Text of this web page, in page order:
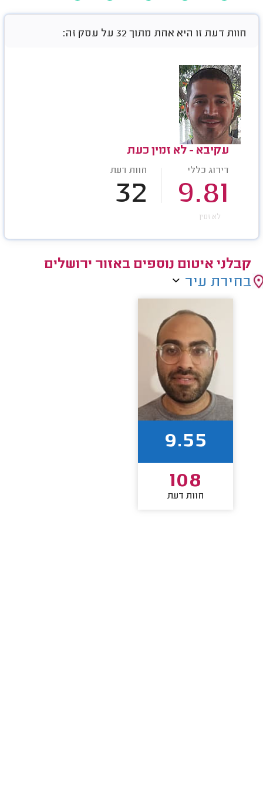
חוות דעת זו היא אחת מתוך 32 על עסק זה:
עקיבא - לא זמין כעת
דירוג כללי
9.81
חוות דעת
32
לא זמין
קבלני איטום נוספים באזור ירושלים
בחירת עיר
9.55
108
חוות דעת